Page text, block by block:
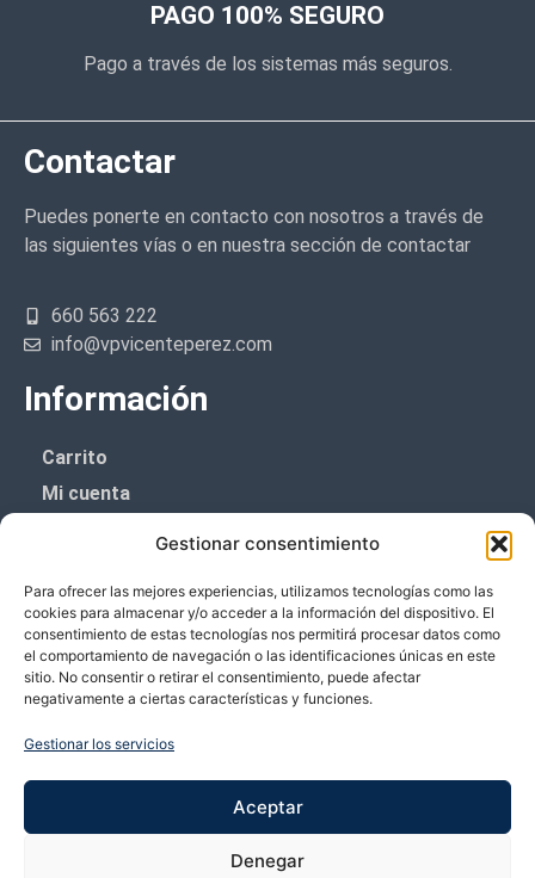
Gestionar consentimiento
Para ofrecer las mejores experiencias, utilizamos tecnologías como las
cookies para almacenar y/o acceder a la información del dispositivo. El
consentimiento de estas tecnologías nos permitirá procesar datos como
el comportamiento de navegación o las identificaciones únicas en este
sitio. No consentir o retirar el consentimiento, puede afectar
negativamente a ciertas características y funciones.
Gestionar los servicios
Aceptar
Denegar
PAGO 100% SEGURO
Pago a través de los sistemas más seguros.
Contactar
Puedes ponerte en contacto con nosotros a través de
las siguientes vías o en nuestra sección de contactar
660 563 222
info@vpvicenteperez.com
Información
Carrito
Mi cuenta
Política de cookies (UE)
Boletín de noticias
¡¡Suscríbete y prometemos no dar mucho el
Te enviaremos sólo cosas importantes.